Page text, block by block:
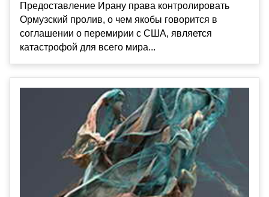
Предоставление Ирану права контролировать
Ормузский пролив, о чем якобы говорится в
соглашении о перемирии с США, является
катастрофой для всего мира...